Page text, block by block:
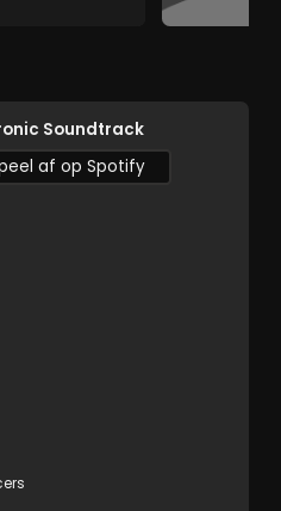
Soundtrack
af op Spotify